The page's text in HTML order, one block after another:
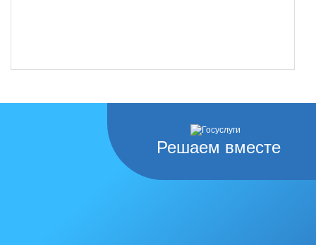
Решаем вместе